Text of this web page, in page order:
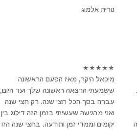
נורית אלמוג
★
★
★
★
★
מיכאל היקר, מאז הפעם הראשונה
ששמעתי הרצאה ראשונה שלך ועד היום,
עברה בסך הכל חצי שנה. רק חצי שנה
ואני מרגישה שעשיתי בזמן הזה דילוג בין
יקומים וממדי זמן ותודעה. בחצי שנה הזו